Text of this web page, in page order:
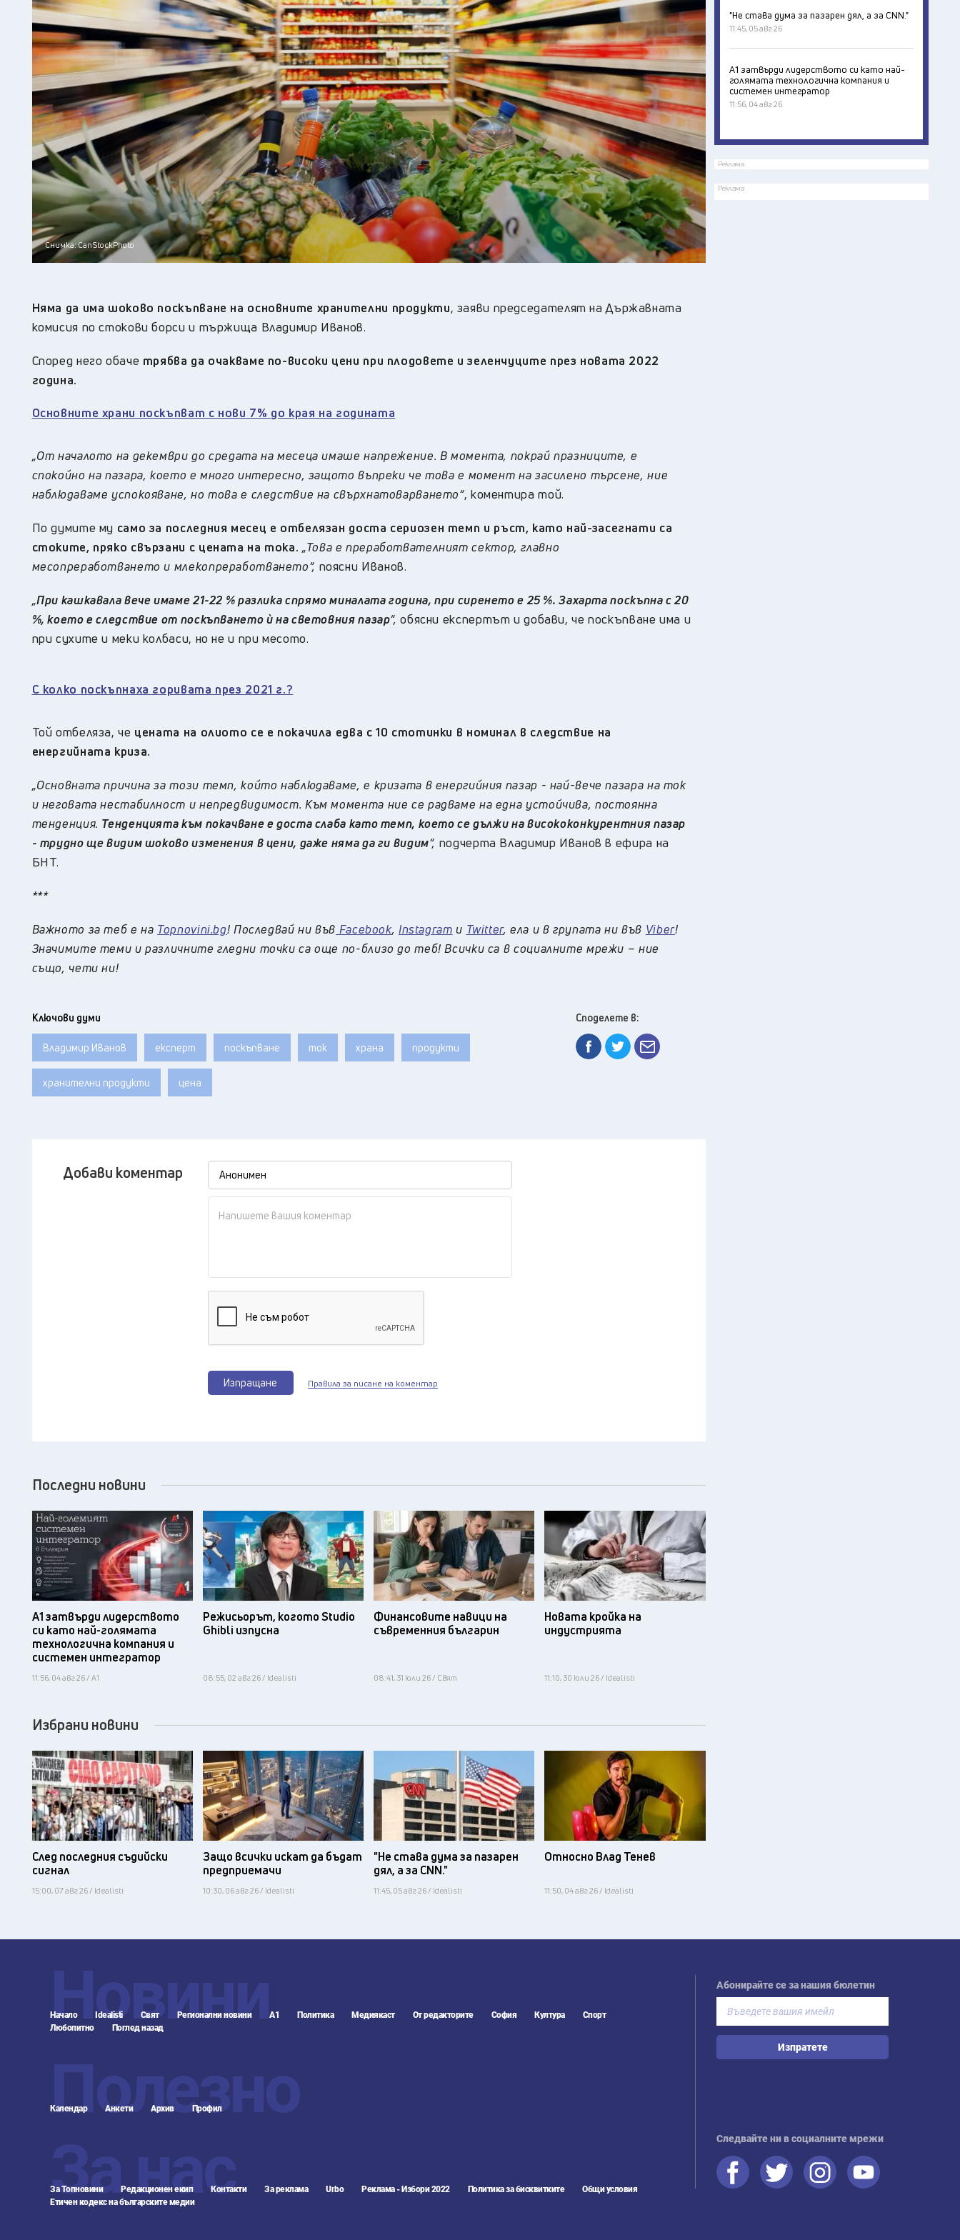
Перник, 23°C
Плевен, 25°C
Пловдив, 24°C
Разград, 24°C
Русе, 26°C
Силистра, 25°C
Сливен, 23°C
Смолян, 17°C
София, 23°C
Стара Загора, 23°C
Търговище, 24°C
Хасково, 24°C
Шумен, 23°C
Ямбол, 24°C
Снимка: CanStockPhoto
Няма да има шоково поскъпване на основните хранителни продукти, заяви председателят на Държавната
комисия по стокови борси и тържища Владимир Иванов.
Според него обаче трябва да очакваме по-високи цени при плодовете и зеленчуците през новата 2022
година.
Основните храни поскъпват с нови 7% до края на годината
„От началото на декември до средата на месеца имаше напрежение. В момента, покрай празниците, е
спокойно на пазара, което е много интересно, защото въпреки че това е момент на засилено търсене, ние
наблюдаваме успокояване, но това е следствие на свърхнатоварването“, коментира той.
По думите му само за последния месец е отбелязан доста сериозен темп и ръст, като най-засегнати са
стоките, пряко свързани с цената на тока. „Това е преработвателният сектор, главно
месопреработването и млекопреработването“, поясни Иванов.
„При кашкавала вече имаме 21-22 % разлика спрямо миналата година, при сиренето е 25 %. Захарта поскъпна с 20
%, което е следствие от поскъпването ѝ на световния пазар“,обясни експертът и добави, че поскъпване има и
при сухите и меки колбаси, но не и при месото.
С колко поскъпнаха горивата през 2021 г.?
Той отбеляза, че цената на олиото се е покачила едва с 10 стотинки в номинал в следствие на
енергийната криза.
„Основната причина за този темп, който наблюдаваме, е кризата в енергийния пазар - най-вече пазара на ток
и неговата нестабилност и непредвидимост. Към момента ние се радваме на една устойчива, постоянна
тенденция. Тенденцията към покачване е доста слаба като темп, което се дължи на висококонкурентния пазар
- трудно ще видим шоково изменения в цени, даже няма да ги видим“, подчерта Владимир Иванов в ефира на
БНТ.
***
Важното за теб е на Topnovini.bg! Последвай ни във Facebook, Instagram и Twitter, ела и в групата ни във Viber!
Значимите теми и различните гледни точки са още по-близо до теб! Всички са в социалните мрежи – ние
също, чети ни!
Ключови думи
Владимир Иванов експерт поскъпване ток храна продукти
хранителни продукти цена
Споделете в:
Добави коментар
Изпращане Правила за писане на коментар
Последни новини
А1 затвърди лидерството
си като най-голямата
технологична компания и
системен интегратор
11:56, 04 авг 26 / А1
Режисьорът, когото Studio
Ghibli изпусна
08:55, 02 авг 26 / Idealisti
Финансовите навици на
съвременния българин
08:41, 31 юли 26 / Свят
Новата кройка на
индустрията
11:10, 30 юли 26 / Idealisti
Избрани новини
След последния съдийски
сигнал
15:00, 07 авг 26 / Idealisti
Защо всички искат да бъдат
предприемачи
10:30, 06 авг 26 / Idealisti
"Не става дума за пазарен
дял, а за CNN."
11:45, 05 авг 26 / Idealisti
Относно Влад Тенев
11:50, 04 авг 26 / Idealisti
"Не става дума за пазарен дял, а за CNN."
11:45, 05 авг 26
А1 затвърди лидерството си като най-
голямата технологична компания и
системен интегратор
11:56, 04 авг 26
Реклама
Реклама
Новини
Начало Idealisti Свят Регионални новини А1 Политика Медиякаст От редакторите София Култура
Спорт
Любопитно
Поглед назад
Полезно
Календар Анкети Архив Профил
За нас
За Топновини Редакционен екип Контакти За реклама Urbo Реклама - Избори 2022 Политика за бисквитките
Общи условия
Етичен кодекс на българските медии
Абонирайте се за нашия бюлетин
Изпратете
Следвайте ни в социалните мрежи